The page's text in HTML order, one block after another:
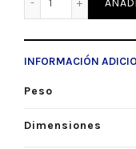
INFORMACIÓN
Peso
Dimensiones